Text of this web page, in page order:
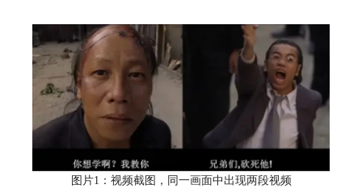
图片1：视频截图，同一画面中出现两段视频